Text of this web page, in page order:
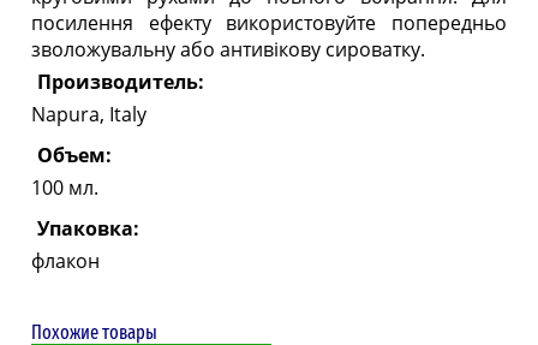
посилення ефекту використовуйте попередньо
зволожувальну або антивікову сироватку.
Производитель:
Napura, Italy
Объем:
100 мл.
Упаковка:
флакон
Похожие товары